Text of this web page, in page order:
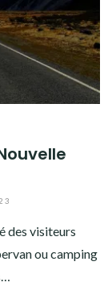
des visiteurs
ou camping